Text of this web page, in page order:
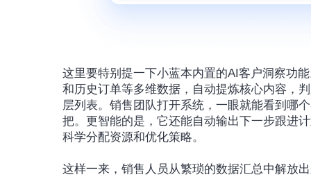
这里要特别提一下小蓝本内置的AI客户洞察功
和历史订单等多维数据，自动提炼核心内容，
层列表。销售团队打开系统，一眼就能看到哪
把。更智能的是，它还能自动输出下一步跟进
科学分配资源和优化策略。
这样一来，销售人员从繁琐的数据汇总中解放